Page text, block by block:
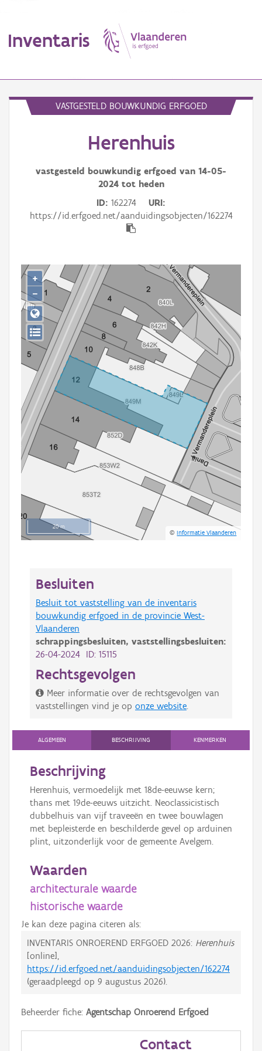
Inventaris
Aanduidingsobject
Thema
Persoon of collectief
Downloads
Hergebruik
Aanmelden
VASTGESTELD BOUWKUNDIG ERFGOED
Herenhuis
vastgesteld bouwkundig erfgoed van 14-05-
2024tot heden
ID 162274
URI
https://id.erfgoed.net/aanduidingsobjecten/162274
20 m
©Informatie Vlaanderen
+
−
Besluiten
Besluit tot vaststelling van de inventaris
bouwkundig erfgoed in de provincie West-
Vlaanderen
schrappingsbesluiten, vaststellingsbesluiten:
26-04-2024 ID: 15115
Rechtsgevolgen
Meer informatie over de rechtsgevolgen van
vaststellingen vind je op onze website
ALGEMEEN BESCHRIJVING KENMERKEN
Beschrijving
Herenhuis, vermoedelijk met 18de-eeuwse kern;
thans met 19de-eeuws uitzicht. Neoclassicistisch
dubbelhuis van vijf traveeën en twee bouwlagen
met bepleisterde en beschilderde gevel op arduinen
plint, uitzonderlijk voor de gemeente Avelgem.
Waarden
architecturale waarde
historische waarde
Je kan deze pagina citeren als:
INVENTARIS ONROEREND ERFGOED 2026: Herenhuis
[online],
https://id.erfgoed.net/aanduidingsobjecten/162274
(geraadpleegd op 9 augustus 2026).
Beheerder fiche: Agentschap Onroerend Erfgoed
Contact